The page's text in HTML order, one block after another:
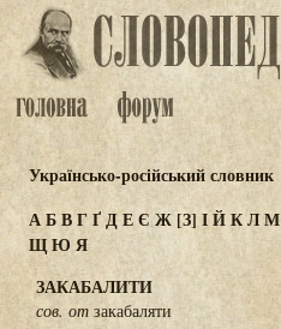
Українсько-російський словник
АБВГҐДЕЄ Ж[З] ІЙКЛМ
ЩЮ Я
ЗАКАБАЛИТИ
сов. от закабаляти